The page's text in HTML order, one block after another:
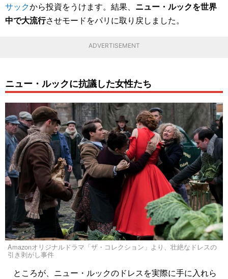
サックから投資をうけます。結果、 ニュー・ルックを世界
中で大流行させモードをパリに取り戻しました。
ADVERTISEMENT
ニュー・ルックに抗議した女性たち
Amazonオリジナルドラマ「ザ・コレクション」より、壮絶なドレスの
引き剥がし事件
ところが、ニュー・ルックのドレスを実際に手に入れら